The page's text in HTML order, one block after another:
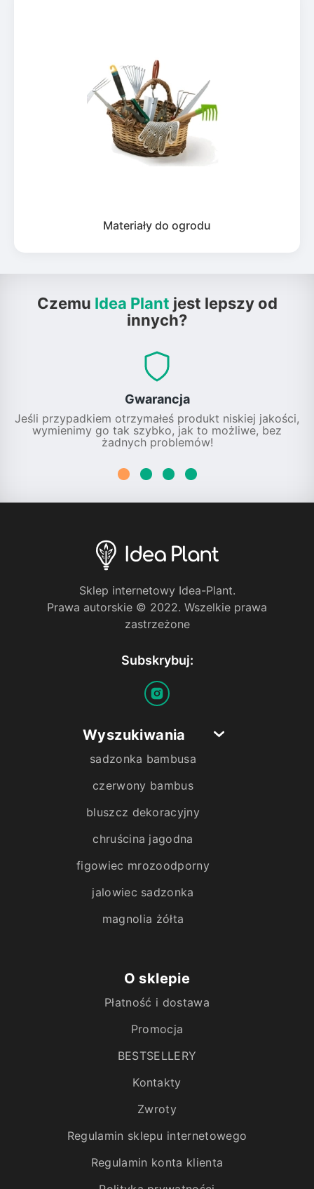
Materiały do ogrodu
Czemu Idea Plant jest lepszy od
innych?
Gwarancja
Jeśli przypadkiem otrzymałeś produkt niskiej jakości,
wymienimy go tak szybko, jak to możliwe, bez
żadnych problemów!
Sklep internetowy Idea-Plant.
Prawa autorskie © 2022. Wszelkie prawa
zastrzeżone
Subskrybuj:
Wyszukiwania
sadzonka bambusa
czerwony bambus
bluszcz dekoracyjny
chruścina jagodna
figowiec mrozoodporny
jalowiec sadzonka
magnolia żółta
O sklepie
Płatność i dostawa
Promocja
BESTSELLERY
Kontakty
Zwroty
Regulamin sklepu internetowego
Regulamin konta klienta